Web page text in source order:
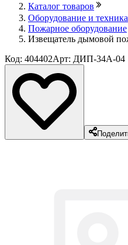
Каталог товаров
Оборудование и техника
Пожарное оборудование
Извещатель дымовой
Код: 404402Арт: ДИП-34А-04